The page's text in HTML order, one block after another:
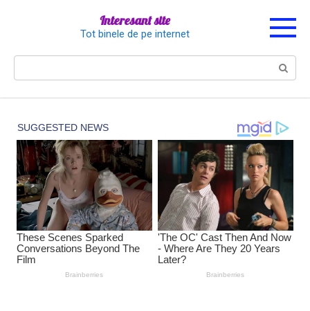
Interesant site
Tot binele de pe internet